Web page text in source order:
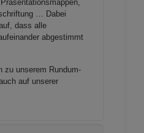
… Dabei
dass alle
abgestimmt
zu unserem Rundum-
auf unserer